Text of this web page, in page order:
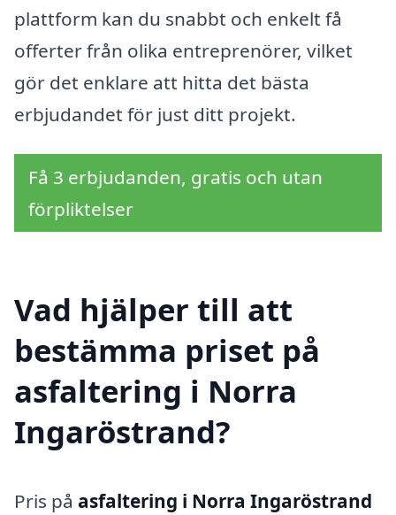
plattform kan du snabbt och enkelt få
offerter från olika entreprenörer, vilket
gör det enklare att hitta det bästa
erbjudandet för just ditt projekt.
Få 3 erbjudanden, gratis och utan
förpliktelser
Vad hjälper till att
bestämma priset på
asfaltering i Norra
Ingaröstrand?
Pris på asfaltering i Norra Ingaröstrand